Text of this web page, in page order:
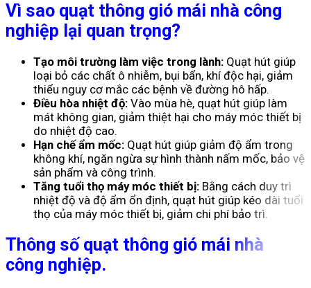
Vì sao quạt thông gió mái nhà công
nghiệp lại quan trọng?
Tạo môi trường làm việc trong lành: Quạt hút giúp
loại bỏ các chất ô nhiễm, bụi bẩn, khí độc hại, giảm
thiểu nguy cơ mắc các bệnh về đường hô hấp.
Điều hòa nhiệt độ: Vào mùa hè, quạt hút giúp làm
mát không gian, giảm thiệt hại cho máy móc thiết bị
do nhiệt độ cao.
Hạn chế ẩm mốc: Quạt hút giúp giảm độ ẩm trong
không khí, ngăn ngừa sự hình thành nấm mốc, bảo vệ
sản phẩm và công trình.
Tăng tuổi thọ máy móc thiết bị: Bằng cách duy trì
nhiệt độ và độ ẩm ổn định, quạt hút giúp kéo dài tuổi
thọ của máy móc thiết bị, giảm chi phí bảo trì.
Thông số quạt thông gió mái nhà
công nghiệp.